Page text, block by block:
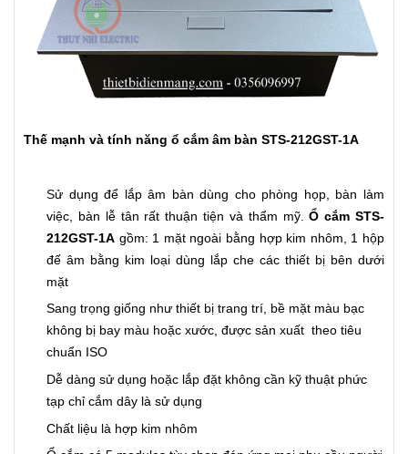
Thế mạnh và tính năng ổ cắm âm bàn STS-212GST-1A
Sử dụng để lắp âm bàn dùng cho phòng họp, bàn làm
việc, bàn lễ tân rất thuận tiện và thẩm mỹ.Ổ cắm STS-
212GST-1A gồm: 1 mặt ngoài bằng hợp kim nhôm, 1 hộp
đế âm bằng kim loại dùng lắp che các thiết bị bên dưới
mặt
Sang trọng giống như thiết bị trang trí, bề mặt màu bạc
không bị bay màu hoặc xước, được sản xuất theo tiêu
chuẩn ISO
Dễ dàng sử dụng hoặc lắp đặt không cần kỹ thuật phức
tạp chỉ cắm dây là sử dụng
Chất liệu là hợp kim nhôm